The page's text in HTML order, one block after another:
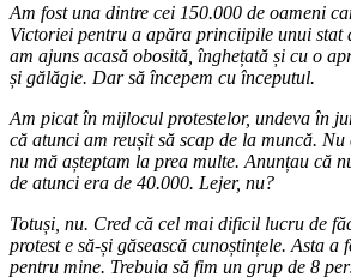
Am fost una dintre cei 150.000 de oameni
Victoriei pentru a apăra princiipile unui stat
am ajuns acasă obosită, înghețată și cu o
și gălăgie. Dar să începem cu începutul.
Am picat în mijlocul protestelor, undeva în
că atunci am reușit să scap de la muncă.
nu mă așteptam la prea multe. Anunțau că
de atunci era de 40.000. Lejer, nu?
Totuși, nu. Cred că cel mai dificil lucru de
protest e să-și găsească cunoștințele. Asta a
pentru mine. Trebuia să fim un grup de 8